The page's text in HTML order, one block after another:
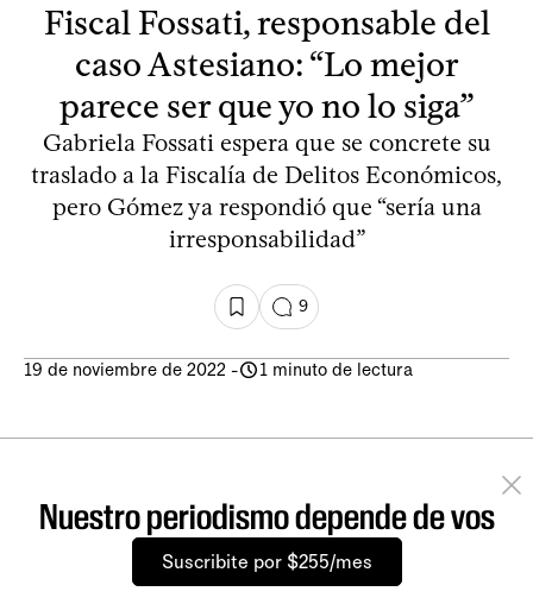
Fiscal Fossati, responsable del
caso Astesiano: “Lo mejor
parece ser que yo no lo siga”
Gabriela Fossati espera que se concrete su
traslado a la Fiscalía de Delitos Económicos,
pero Gómez ya respondió que “sería una
irresponsabilidad”
9
19 de noviembre de 2022 - 1 minuto de lectura
Nuestro periodismo depende de vos
Suscribite por $255/mes